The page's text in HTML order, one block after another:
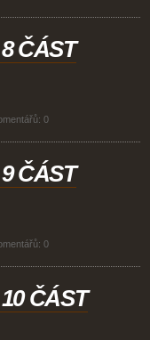
ČÁST
0
ČÁST
0
ČÁST